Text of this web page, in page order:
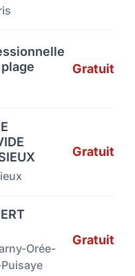
Gratuit
Gratuit
Orée-
Gratuit